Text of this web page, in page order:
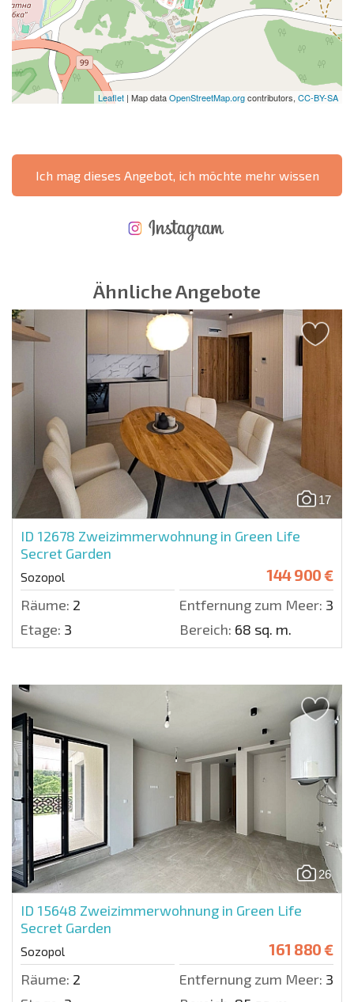
Leaflet | Map dataOpenStreetMap.orgcontributors, CC-BY-SA
Ich mag dieses Angebot, ich möchte mehr wissen
Ähnliche Angebote
17
ID 12678 Zweizimmerwohnung in Green Life
Secret Garden
Sozopol 144 900 €
Räume: 2 Entfernung zum Meer: 300
Etage: 3 Bereich: 68 sq. m.
26
ID 15648 Zweizimmerwohnung in Green Life
Secret Garden
Sozopol 161 880 €
Räume: 2 Entfernung zum Meer: 300